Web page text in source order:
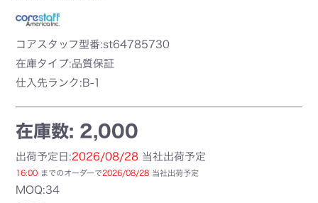
コアスタッフ型番:st64785730
在庫タイプ:品質保証
仕入先ランク:B-1
在庫数: 2,000
出荷予定日:2026/08/28 当社出荷予定
16:00 までのオーダーで2026/08/28 当社出荷予定
MOQ:34